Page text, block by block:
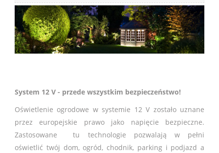
System 12 V - przede wszystkim bezpieczeństwo!
Oświetlenie ogrodowe w systemie 12 V zostało uznane
przez europejskie prawo jako napięcie bezpieczne.
Zastosowane tu technologie pozwalają w pełni
oświetlić twój dom, ogród, chodnik, parking i podjazd a